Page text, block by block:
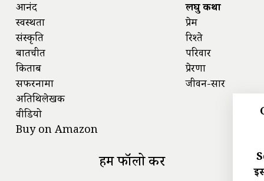
आनंद
स्वस्थता
संस्कृति
बातचीत
किताबें
सफरनामा
अतिथिलेखक
वीडियो
Buy on Amazon
लघु कथा
प्रेम
रिश्ते
परिवार
प्रेरणा
जीवन-सार
हमें फॉलो करें